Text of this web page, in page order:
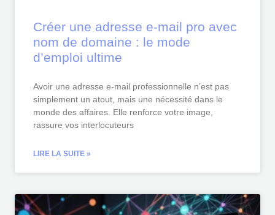
Créer une adresse e-mail pro avec
nom de domaine : le mode
d’emploi ultime
Avoir une adresse e-mail professionnelle n’est pas
simplement un atout, mais une nécessité dans le
monde des affaires. Elle renforce votre image,
rassure vos interlocuteurs
LIRE LA SUITE »